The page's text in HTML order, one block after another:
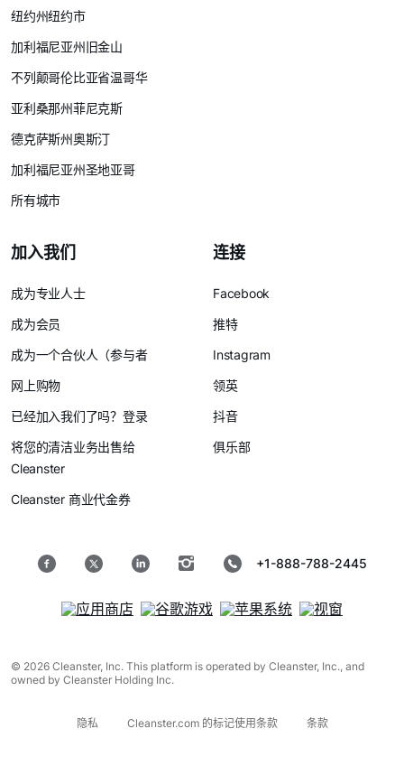
纽约州纽约市
加利福尼亚州旧金山
不列颠哥伦比亚省温哥华
亚利桑那州菲尼克斯
德克萨斯州奥斯汀
加利福尼亚州圣地亚哥
所有城市
加入我们
成为专业人士
成为会员
成为一个合伙人（参与者
网上购物
已经加入我们了吗？登录
将您的清洁业务出售给
Cleanster
Cleanster 商业代金券
连接
Facebook
推特
Instagram
领英
抖音
俱乐部
+1-888-788-2445
© 2026 Cleanster, Inc. This platform is operated by Cleanster, Inc., and
owned by Cleanster Holding Inc.
隐私 Cleanster.com 的标记使用条款 条款